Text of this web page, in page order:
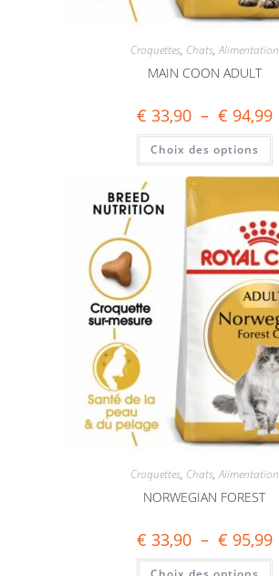
Croquettes, Chats,Alimentation
MAIN COON ADULT
€ 33,90 – € 94,99
Choix des options
Croquettes, Chats,Alimentation
NORWEGIAN FOREST
€ 33,90 – € 95,99